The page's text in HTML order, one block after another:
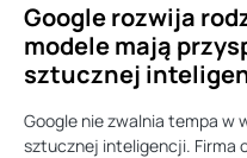
Google rozwija
modele mają
sztucznej
Google nie zwalnia tempa w
sztucznej inteligencji. Firma